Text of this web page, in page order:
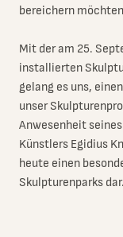
bereichern
Mit der am 25.
installierten
gelang es uns,
unser
Anwesenheit
Künstlers Egidius
heute einen
Skulpturenparks dar.